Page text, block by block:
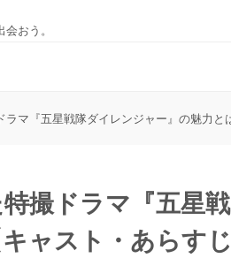
おう。
マ『五星戦隊ダイレンジャー』の魅力と
撮ドラマ『五星
ャスト・あらすじ